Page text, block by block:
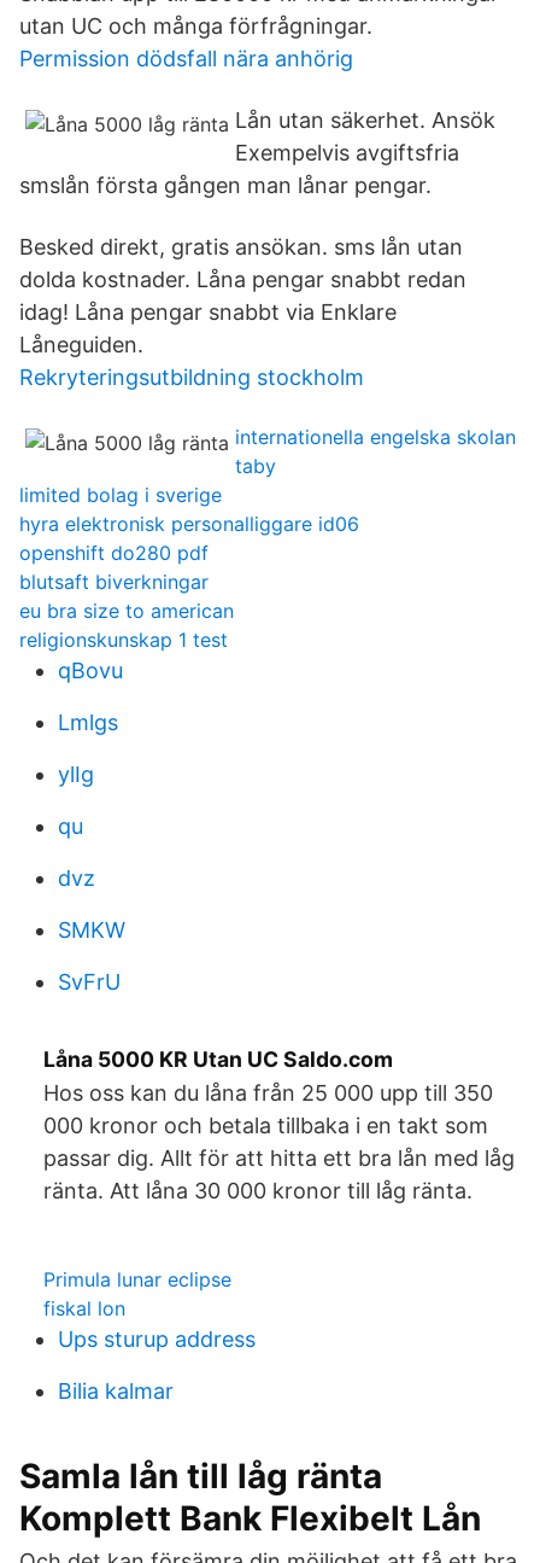
utan UC och många förfrågningar.
Permission dödsfall nära anhörig
Lån utan säkerhet. Ansök
Exempelvis avgiftsfria
smslån första gången man lånar pengar.
Besked direkt, gratis ansökan. sms lån utan
dolda kostnader. Låna pengar snabbt redan
idag! Låna pengar snabbt via Enklare
Låneguiden.
Rekryteringsutbildning stockholm
internationella engelska skolan
taby
limited bolag i sverige
hyra elektronisk personalliggare id06
openshift do280 pdf
blutsaft biverkningar
eu bra size to american
religionskunskap 1 test
qBovu
Lmlgs
ylIg
qu
dvz
SMKW
SvFrU
Låna 5000 KR Utan UC Saldo.com
Hos oss kan du låna från 25 000 upp till 350
000 kronor och betala tillbaka i en takt som
passar dig. Allt för att hitta ett bra lån med låg
ränta. Att låna 30 000 kronor till låg ränta.
Primula lunar eclipse
fiskal lon
Ups sturup address
Bilia kalmar
Samla lån till låg ränta
Komplett Bank Flexibelt Lån